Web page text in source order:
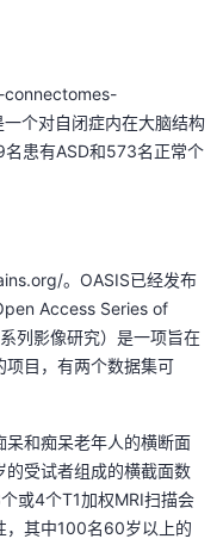
个对自闭症内在大脑结构
患有ASD和573名正常个
。OASIS已经发布
Access Series of
列影像研究）是一项旨在
项目，有两个数据集可
和痴呆老年人的横断面
受试者组成的横截面数
或4个T1加权MRI扫描会
，其中100名60岁以上的